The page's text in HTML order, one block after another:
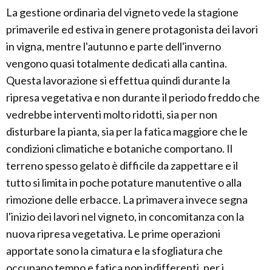
La gestione ordinaria del vigneto vede la stagione
primaverile ed estiva in genere protagonista dei lavori
in vigna, mentre l'autunno e parte dell'inverno
vengono quasi totalmente dedicati alla cantina.
Questa lavorazione si effettua quindi durante la
ripresa vegetativa e non durante il periodo freddo che
vedrebbe interventi molto ridotti, sia per non
disturbare la pianta, sia per la fatica maggiore che le
condizioni climatiche e botaniche comportano. Il
terreno spesso gelato è difficile da zappettare e il
tutto si limita in poche potature manutentive o alla
rimozione delle erbacce. La primavera invece segna
l'inizio dei lavori nel vigneto, in concomitanza con la
nuova ripresa vegetativa. Le prime operazioni
apportate sono la cimatura e la sfogliatura che